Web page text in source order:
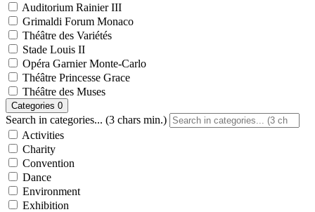
Auditorium Rainier III
Grimaldi Forum Monaco
Théâtre des Variétés
Stade Louis II
Opéra Garnier Monte-Carlo
Théâtre Princesse Grace
Théâtre des Muses
Categories 0
Search in categories... (3 chars min.)
Activities
Charity
Convention
Dance
Environment
Exhibition